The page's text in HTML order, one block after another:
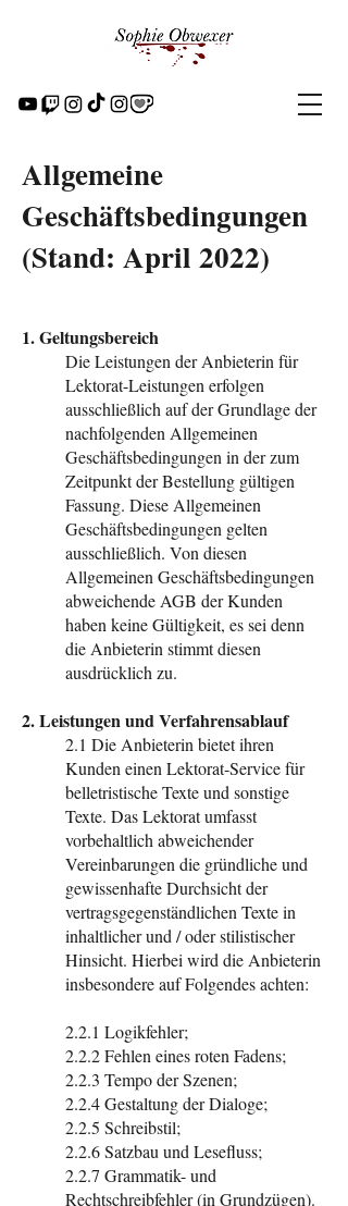
Allgemeine
Geschäftsbedingungen
(Stand: April 2022)
1. Geltungsbereich
Die Leistungen der Anbieterin für
Lektorat-Leistungen erfolgen
ausschließlich auf der Grundlage der
nachfolgenden Allgemeinen
Geschäftsbedingungen in der zum
Zeitpunkt der Bestellung gültigen
Fassung. Diese Allgemeinen
Geschäftsbedingungen gelten
ausschließlich. Von diesen
Allgemeinen Geschäftsbedingungen
abweichende AGB der Kunden
haben keine Gültigkeit, es sei denn
die Anbieterin stimmt diesen
ausdrücklich zu.
2. Leistungen und Verfahrensablauf
2.1 Die Anbieterin bietet ihren
Kunden einen Lektorat-Service für
belletristische Texte und sonstige
Texte. Das Lektorat umfasst
vorbehaltlich abweichender
Vereinbarungen die gründliche und
gewissenhafte Durchsicht der
vertragsgegenständlichen Texte in
inhaltlicher und / oder stilistischer
Hinsicht. Hierbei wird die Anbieterin
insbesondere auf Folgendes achten:
2.2.1 Logikfehler;
2.2.2 Fehlen eines roten Fadens;
2.2.3 Tempo der Szenen;
2.2.4 Gestaltung der Dialoge;
2.2.5 Schreibstil;
2.2.6 Satzbau und Lesefluss;
2.2.7 Grammatik- und
Rechtschreibfehler (in Grundzügen).